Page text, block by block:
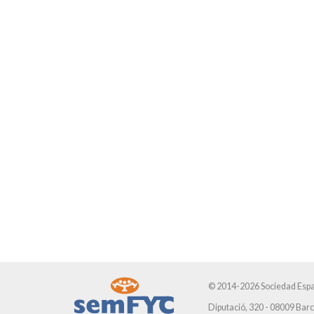
© 2014-2026 Sociedad
Diputació, 320 - 08009